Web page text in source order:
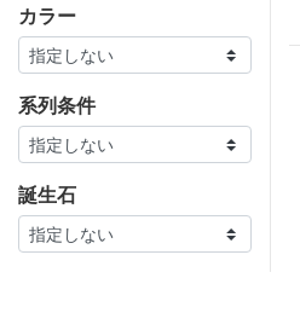
カラー
系列条件
誕生石